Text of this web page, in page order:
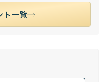
ト一覧